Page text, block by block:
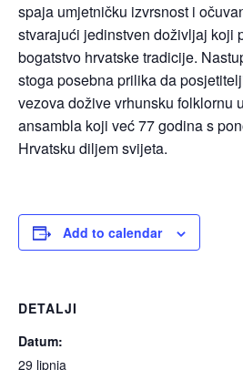
spaja umjetničku izvrsnost i
stvarajući jedinstven doživljaj koji
bogatstvo hrvatske tradicije.
stoga posebna prilika da
vezova dožive vrhunsku folklornu
ansambla koji već 77 godina s
Hrvatsku diljem svijeta.
Add to calendar
DETALJI
Datum:
29 lipnja